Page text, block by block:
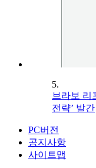
5.
브라보 리
전략’ 발간
PC버전
공지사항
사이트맵